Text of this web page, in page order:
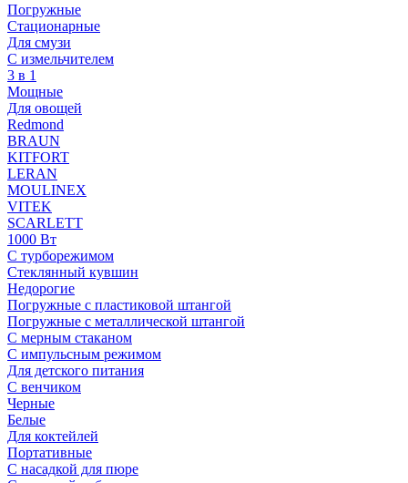
Погружные
Стационарные
Для смузи
С измельчителем
3 в 1
Мощные
Для овощей
Redmond
BRAUN
KITFORT
LERAN
MOULINEX
VITEK
SCARLETT
1000 Вт
С турборежимом
Стеклянный кувшин
Недорогие
Погружные с пластиковой штангой
Погружные с металлической штангой
С мерным стаканом
С импульсным режимом
Для детского питания
С венчиком
Черные
Белые
Для коктейлей
Портативные
С насадкой для пюре